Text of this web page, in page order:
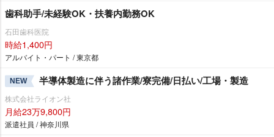
歯科助手/未経験OK・扶養内勤務OK
石田歯科医院
時給1,400円
アルバイト・パート / 東京都
NEW 半導体製造に伴う諸作業/寮完備/日払い/工場・製造
株式会社ライオン社
月給23万9,800円
派遣社員 / 神奈川県